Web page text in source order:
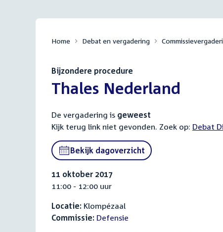
Home Debat en vergadering
Bijzondere procedure
:Thales Nederland
De vergadering is geweest
Kijk terug link niet gevonden. Zoek op: External
Debat
Bekijk dagoverzicht
11 oktober 2017
11:00 - 12:00 uur
Locatie: Klompézaal
Commissie: Defensie